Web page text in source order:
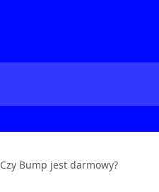
Czy Bump jest darmowy?